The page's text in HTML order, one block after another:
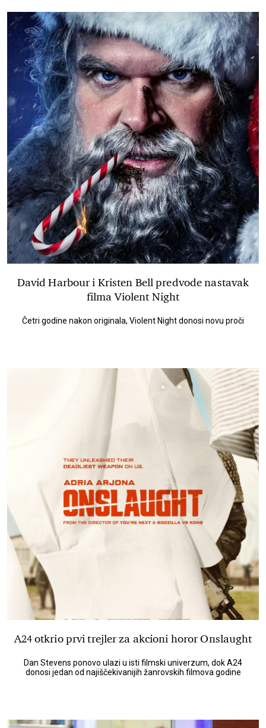
David Harbour i Kristen Bell predvode nastavak
filma Violent Night
Četri godine nakon originala, Violent Night donosi novu proči
A24 otkrio prvi trejler za akcioni horor Onslaught
Dan Stevens ponovo ulazi u isti filmski univerzum, dok A24
donosi jedan od najiščekivanijih žanrovskih filmova godine